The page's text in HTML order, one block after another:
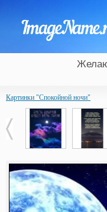
Картинки "Спокойной ночи"